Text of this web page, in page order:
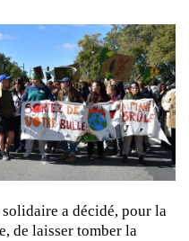
a décidé, pour la
de laisser tomber la